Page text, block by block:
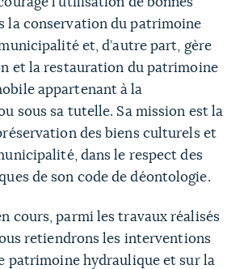
la conservation du patrimoine
et, d’autre part, gère
et la restauration du patrimoine
appartenant à la
sous sa tutelle. Sa mission est la
des biens culturels et
dans le respect des
de son code de déontologie.
cours, parmi les travaux réalisés
retiendrons les interventions
patrimoine hydraulique et sur la